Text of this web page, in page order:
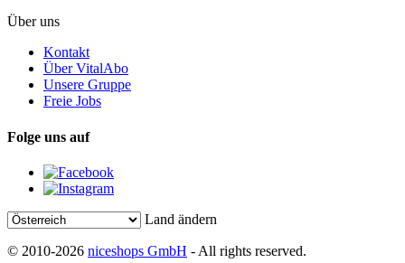
Über uns
Kontakt
Über VitalAbo
Unsere Gruppe
Freie Jobs
Folge uns auf
Land ändern
© 2010-2026 niceshops GmbH - All rights reserved.